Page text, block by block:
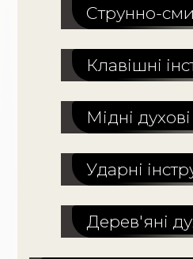
Струнно-
Клавішні
Мідні духові
Ударні
Дерев'яні